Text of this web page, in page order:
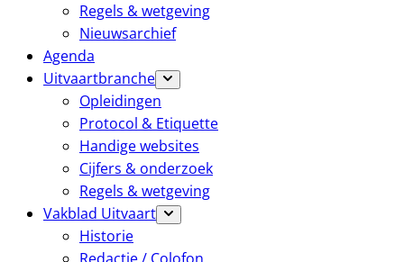
Regels & wetgeving
Nieuwsarchief
Agenda
Uitvaartbranche
Opleidingen
Protocol & Etiquette
Handige websites
Cijfers & onderzoek
Regels & wetgeving
Vakblad Uitvaart
Historie